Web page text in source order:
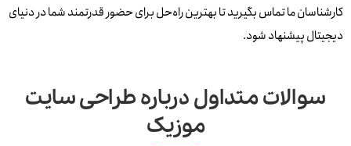
کارشناسان ما تماس بگیرید تا بهترین راه‌حل برای حضور قدرتمند شما در دنیای
دیجیتال پیشنهاد شود.
سوالات متداول درباره طراحی سایت
موزیک